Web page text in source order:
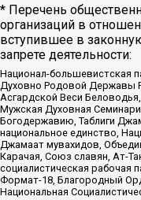
* Перечень
организаций в
вступившее в
запрете деятельности:
Национал-большевистская
Духовно Родовой Державы
Асгардской Веси
Мужская Духовная
Богодержавию, Таблиги
национальное единство,
Джамаат мувахидов,
Карачая, Союз славян, Ат-
социалистическая рабочая
Формат-18, Благородный
Национальная